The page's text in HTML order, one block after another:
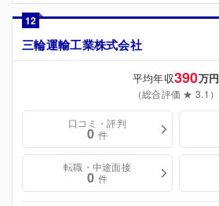
12
三輪運輸工業株式会社
平均年収390万円
（総合評価 ★ 3.1）
口コミ・評判
0 件
転職・中途面接
0 件